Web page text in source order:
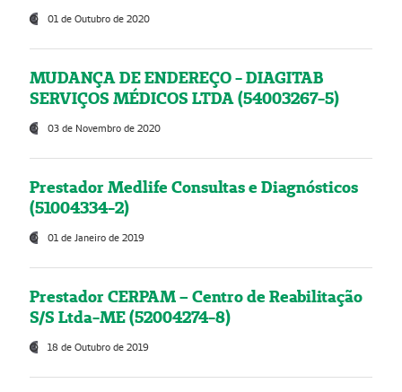
01 de Outubro de 2020
MUDANÇA DE ENDEREÇO - DIAGITAB
SERVIÇOS MÉDICOS LTDA (54003267-5)
03 de Novembro de 2020
Prestador Medlife Consultas e Diagnósticos
(51004334-2)
01 de Janeiro de 2019
Prestador CERPAM – Centro de Reabilitação
S/S Ltda-ME (52004274-8)
18 de Outubro de 2019